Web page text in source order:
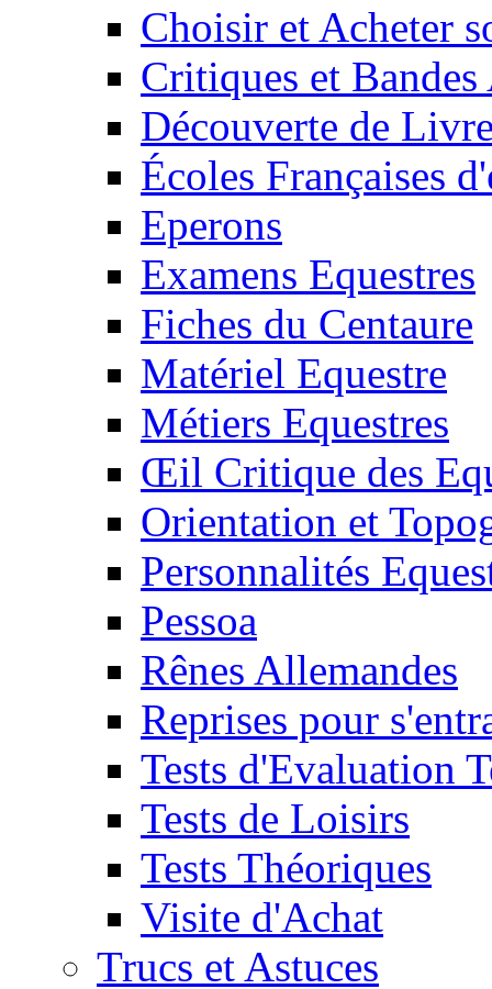
Choisir et Acheter
Critiques et
Découverte de
Écoles Françaises
Eperons
Examens Equestres
Fiches du Centaure
Matériel Equestre
Métiers Equestres
Œil Critique des
Orientation et
Personnalités
Pessoa
Rênes Allemandes
Reprises pour
Tests d'Evaluation
Tests de Loisirs
Tests Théoriques
Visite d'Achat
Trucs et Astuces